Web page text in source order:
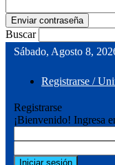
Buscar
Sábado, Agosto 8,
Registrarse /
Registrarse
¡Bienvenido! Ingresa